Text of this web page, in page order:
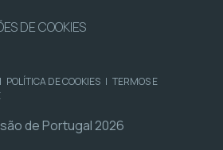
DE COOKIES
| POLÍTICA DE COOKIES | TERMOS E
de Portugal 2026